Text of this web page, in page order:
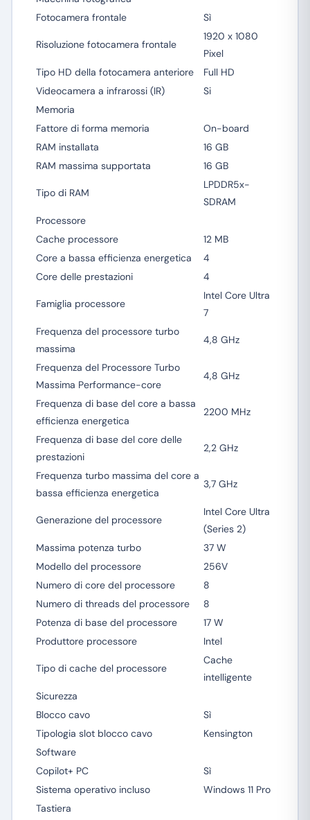
Fotocamera frontale
Sì
Risoluzione fotocamera frontale
1920 x 1080
Pixel
Tipo HD della fotocamera anteriore
Full HD
Videocamera a infrarossi (IR)
Si
Memoria
Fattore di forma memoria
On-board
RAM installata
16 GB
RAM massima supportata
16 GB
Tipo di RAM
LPDDR5x-
SDRAM
Processore
Cache processore
12 MB
Core a bassa efficienza energetica
4
Core delle prestazioni
4
Famiglia processore
Intel Core Ultra
7
Frequenza del processore turbo
massima
4,8 GHz
Frequenza del Processore Turbo
Massima Performance-core
4,8 GHz
Frequenza di base del core a bassa
efficienza energetica
2200 MHz
Frequenza di base del core delle
prestazioni
2,2 GHz
Frequenza turbo massima del core a
bassa efficienza energetica
3,7 GHz
Generazione del processore
Intel Core Ultra
(Series 2)
Massima potenza turbo
37 W
Modello del processore
256V
Numero di core del processore
8
Numero di threads del processore
8
Potenza di base del processore
17 W
Produttore processore
Intel
Tipo di cache del processore
Cache
intelligente
Sicurezza
Blocco cavo
Sì
Tipologia slot blocco cavo
Kensington
Software
Copilot+ PC
Sì
Sistema operativo incluso
Windows 11 Pro
Tastiera